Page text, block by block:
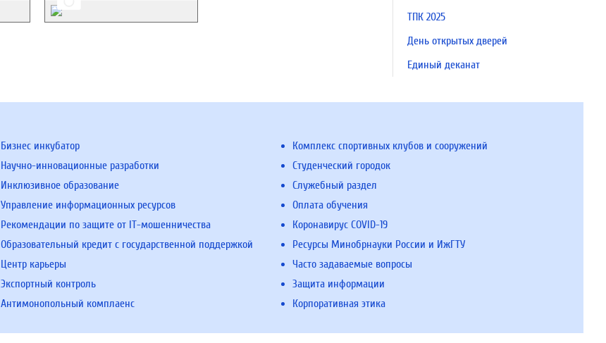
ТПК 2025
День открытых дверей
Единый деканат
Бизнес инкубатор
Научно-инновационные разработки
Инклюзивное образование
Управление информационных ресурсов
Рекомендации по защите от IT-мошенничества
Образовательный кредит с государственной поддержкой
Центр карьеры
Экспортный контроль
Антимонопольный комплаенс
Комплекс спортивных клубов и сооружений
Студенческий городок
Служебный раздел
Оплата обучения
Коронавирус COVID-19
Ресурсы Минобрнауки России и ИжГТУ
Часто задаваемые вопросы
Защита информации
Корпоративная этика